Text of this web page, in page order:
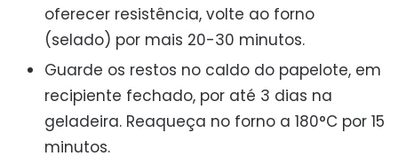
oferecer resistência, volte ao forno
(selado) por mais 20-30 minutos.
Guarde os restos no caldo do papelote, em
recipiente fechado, por até 3 dias na
geladeira. Reaqueça no forno a 180°C por 15
minutos.